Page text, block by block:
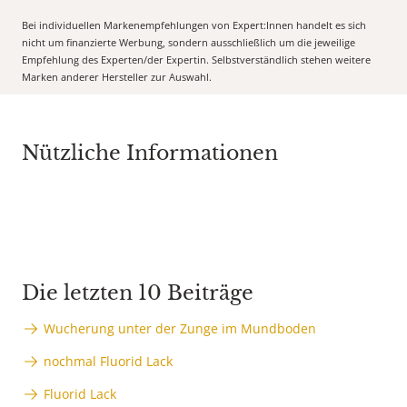
Bei individuellen Markenempfehlungen von Expert:Innen handelt es sich
nicht um finanzierte Werbung, sondern ausschließlich um die jeweilige
Empfehlung des Experten/der Expertin. Selbstverständlich stehen weitere
Marken anderer Hersteller zur Auswahl.
Nützliche Informationen
Die letzten 10 Beiträge
Wucherung unter der Zunge im Mundboden
nochmal Fluorid Lack
Fluorid Lack